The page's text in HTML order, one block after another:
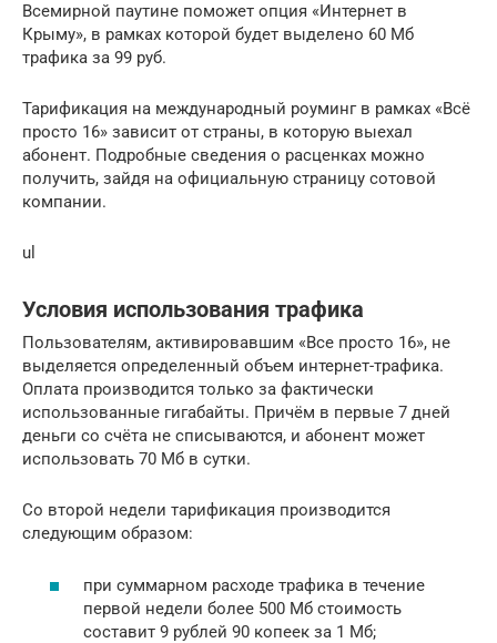
Всемирной паутине поможет опция «Интернет в
Крыму», в рамках которой будет выделено 60 Мб
трафика за 99 руб.
Тарификация на международный роуминг в рамках «Всё
просто 16» зависит от страны, в которую выехал
абонент. Подробные сведения о расценках можно
получить, зайдя на официальную страницу сотовой
компании.
ul
Условия использования трафика
Пользователям, активировавшим «Все просто 16», не
выделяется определенный объем интернет-трафика.
Оплата производится только за фактически
использованные гигабайты. Причём в первые 7 дней
деньги со счёта не списываются, и абонент может
использовать 70 Мб в сутки.
Со второй недели тарификация производится
следующим образом:
при суммарном расходе трафика в течение
первой недели более 500 Мб стоимость
составит 9 рублей 90 копеек за 1 Мб;